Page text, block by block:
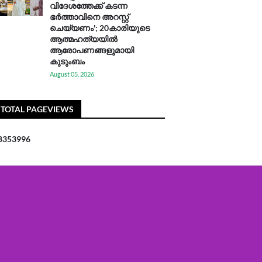
വിദേശത്തേക്ക് കടന്ന
ഭർത്താവിനെ അറസ്റ്റ്
ചെയ്യണം'; 20കാരിയുടെ
ആത്മഹത്യയിൽ
ആരോപണങ്ങളുമായി
കുടുംബം
August 05, 2026
TOTAL PAGEVIEWS
353996